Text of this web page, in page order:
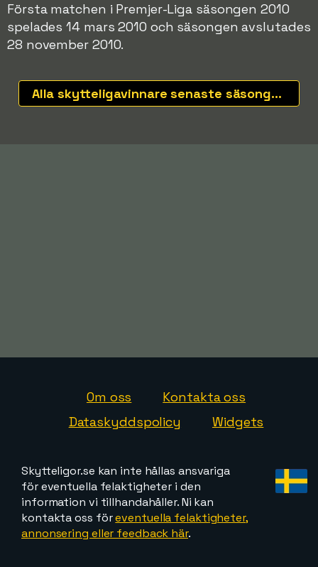
Första matchen i Premjer-Liga säsongen 2010
spelades 14 mars 2010 och säsongen avslutades
28 november 2010.
Alla skytteligavinnare senaste säsongerna
Om oss
Kontakta oss
Dataskyddspolicy
Widgets
Skytteligor.se kan inte hållas ansvariga
för eventuella felaktigheter i den
information vi tillhandahåller. Ni kan
kontakta oss föreventuella felaktigheter,
annonsering eller feedback här.